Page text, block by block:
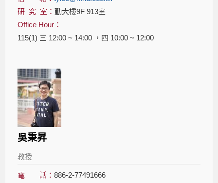
研 究 室：勤大樓9F 913室
Office Hour：
115(1) 三 12:00 ~ 14:00 ，四 10:00 ~ 12:00
吳秉昇
教授
電 話：886-2-77491666